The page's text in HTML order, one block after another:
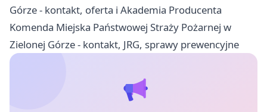
Górze - kontakt, oferta i Akademia Producenta
Komenda Miejska Państwowej Straży Pożarnej w
Zielonej Górze - kontakt, JRG, sprawy prewencyjne